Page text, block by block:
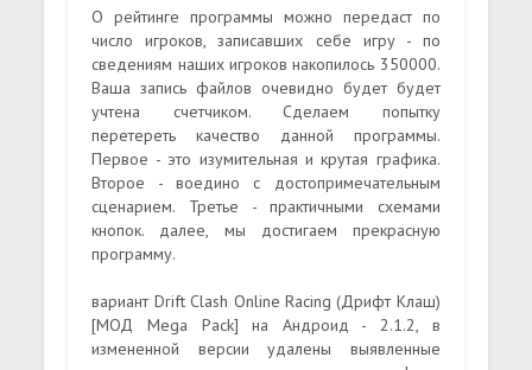
О рейтинге программы можно передаст по
число игроков, записавших себе игру - по
сведениям наших игроков накопилось 350000.
Ваша запись файлов очевидно будет будет
учтена счетчиком. Сделаем попытку
перетереть качество данной программы.
Первое - это изумительная и крутая графика.
Второе - воедино с достопримечательным
сценарием. Третье - практичными схемами
кнопок. далее, мы достигаем прекрасную
программу.
вариант Drift Clash Online Racing (Дрифт Клаш)
[МОД Mega Pack] на Андроид - 2.1.2, в
измененной версии удалены выявленные